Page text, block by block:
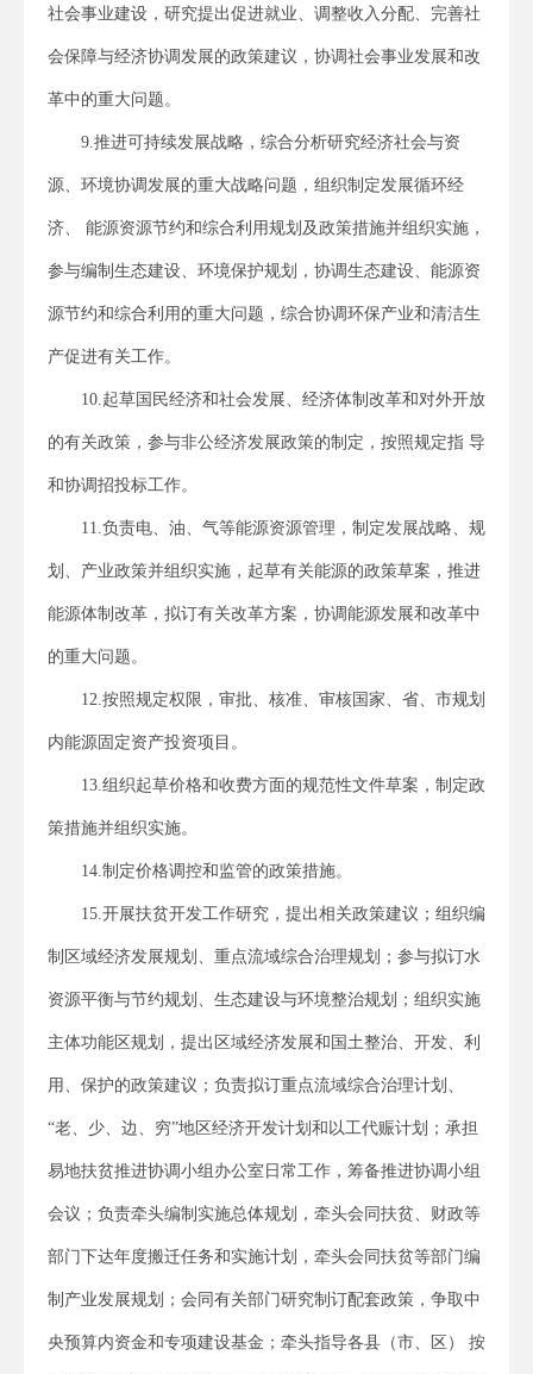
社会事业建设，研究提出促进就业、调整收入分配、完善社
会保障与经济协调发展的政策建议，协调社会事业发展和改
革中的重大问题。
9.推进可持续发展战略，综合分析研究经济社会与资
源、环境协调发展的重大战略问题，组织制定发展循环经
济、 能源资源节约和综合利用规划及政策措施并组织实施，
参与编制生态建设、环境保护规划，协调生态建设、能源资
源节约和综合利用的重大问题，综合协调环保产业和清洁生
产促进有关工作。
10.起草国民经济和社会发展、经济体制改革和对外开放
的有关政策，参与非公经济发展政策的制定，按照规定指 导
和协调招投标工作。
11.负责电、油、气等能源资源管理，制定发展战略、规
划、产业政策并组织实施，起草有关能源的政策草案，推进
能源体制改革，拟订有关改革方案，协调能源发展和改革中
的重大问题。
12.按照规定权限，审批、核准、审核国家、省、市规划
内能源固定资产投资项目。
13.组织起草价格和收费方面的规范性文件草案，制定政
策措施并组织实施。
14.制定价格调控和监管的政策措施。
15.开展扶贫开发工作研究，提出相关政策建议；组织编
制区域经济发展规划、重点流域综合治理规划；参与拟订水
资源平衡与节约规划、生态建设与环境整治规划；组织实施
主体功能区规划，提出区域经济发展和国土整治、开发、利
用、保护的政策建议；负责拟订重点流域综合治理计划、
“老、少、边、穷”地区经济开发计划和以工代赈计划；承担
易地扶贫推进协调小组办公室日常工作，筹备推进协调小组
会议；负责牵头编制实施总体规划，牵头会同扶贫、财政等
部门下达年度搬迁任务和实施计划，牵头会同扶贫等部门编
制产业发展规划；会同有关部门研究制订配套政策，争取中
央预算内资金和专项建设基金；牵头指导各县（市、区） 按